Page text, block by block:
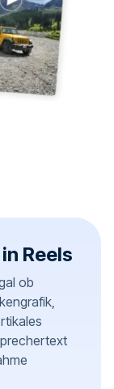
Reels
ob